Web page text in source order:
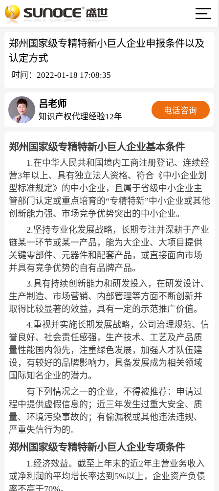
郑州国家级专精特新小巨人企业申报条件以及
认定方式
时间：2022-01-18 17:08:35
吕老师
知识产权代理经验12年
电话咨询
郑州国家级专精特新小巨人企业基本条件
1.在中华人民共和国境内工商注册登记、连续经
营3年以上、具有独立法人资格、符合《中小企业划
型标准规定》的中小企业，且属于省级中小企业主
管部门认定或重点培育的“专精特新”中小企业或其他
创新能力强、市场竞争优势突出的中小企业。
2.坚持专业化发展战略，长期专注并深耕于产业
链某一环节或某一产品，能为大企业、大项目提供
关键零部件、元器件和配套产品，或直接面向市场
并具有竞争优势的自有品牌产品。
3.具有持续创新能力和研发投入，在研发设计、
生产制造、市场营销、内部管理等方面不断创新并
取得比较显著的效益，具有一定的示范推广价值。
4.重视并实施长期发展战略，公司治理规范、信
誉良好、社会责任感强，生产技术、工艺及产品质
量性能国内领先，注重绿色发展，加强人才队伍建
设，有较好的品牌影响力，具备发展成为相关领域
国际知名企业的潜力。
有下列情况之一的企业，不得被推荐：申请过
程中提供虚假信息的；近三年发生过重大安全、质
量、环境污染事故的；有偷漏税或其他违法违规、
严重失信行为的。
郑州国家级专精特新小巨人企业专项条件
1.经济效益。截至上年末的近2年主营业务收入
或净利润的平均增长率达到5%以上，企业资产负债
率不高于70%。